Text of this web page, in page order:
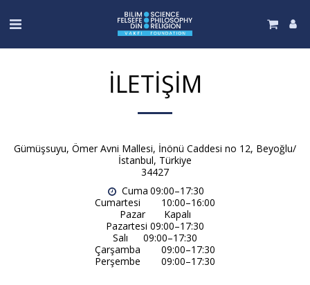
İLETIŞIM
Gümüşsuyu, Ömer Avni Mallesi, İnönü Caddesi no 12, Beyoğlu/
İstanbul, Türkiye
34427
Cuma	09:00–17:30
Cumartesi	10:00–16:00
Pazar	Kapalı
Pazartesi	09:00–17:30
Salı	   09:00–17:30
Çarşamba	09:00–17:30
Perşembe	09:00–17:30